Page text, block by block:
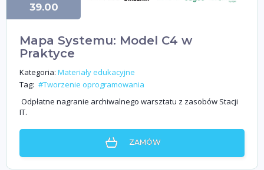
Mapa Systemu: Model C4 w
Praktyce
Kategoria: Materiały edukacyjne
Tag: #Tworzenie oprogramowania
Odpłatne nagranie archiwalnego warsztatu z zasobów Stacji
IT.
39.00
ZAMÓW